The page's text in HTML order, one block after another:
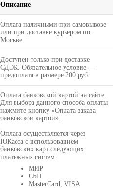
Описание
Оплата наличными при самовывозе
или при доставке курьером по
Москве.
Доступен только при доставке
СДЭК. Обязательное условие —
предоплата в размере 200 руб.
Оплата банковской картой на сайте.
Для выбора данного способа оплаты
нажмите кнопку «Оплата заказа
банковской картой».
Оплата осуществляется через
ЮКасса с использованием
банковских карт следующих
платежных систем:
МИР
СБП
MasterCard, VISA